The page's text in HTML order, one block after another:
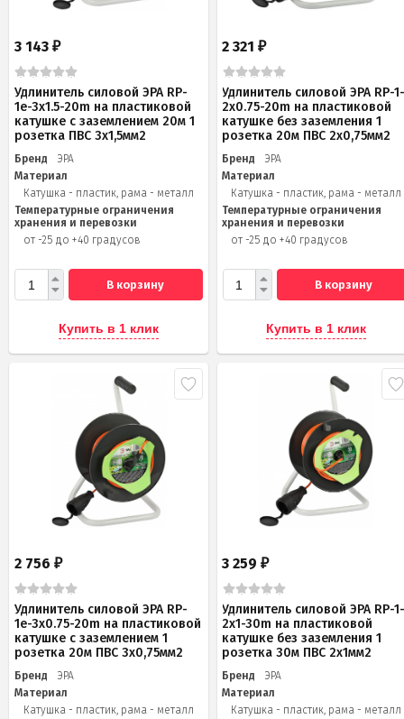
3 143 ₽
Удлинитель силовой ЭРА RP-
1e-3x1.5-20m на пластиковой
катушке c заземлением 20м 1
розетка ПВС 3х1,5мм2
Бренд
ЭРА
Материал
Катушка - пластик, рама - металл
Температурные ограничения
хранения и перевозки
от -25 до +40 градусов
В корзину
Купить в 1 клик
2 321₽
Удлинитель силовой ЭРА RP-
2x0.75-20m на пластиковой
катушке без заземления 1
розетка 20м ПВС 2х0,75мм2
Бренд
ЭРА
Материал
Катушка - пластик, рама - металл
Температурные ограничения
хранения и перевозки
от -25 до +40 градусов
В корзину
Купить в 1 клик
2 756 ₽
Удлинитель силовой ЭРА RP-
1e-3х0.75-20m на пластиковой
катушке c заземлением 1
розетка 20м ПВС 3х0,75мм2
Бренд
ЭРА
Материал
Катушка - пластик, рама - металл
3 259₽
Удлинитель силовой ЭРА RP-
2x1-30m на пластиковой
катушке без заземления 1
розетка 30м ПВС 2x1мм2
Бренд
ЭРА
Материал
Катушка - пластик, рама - металл